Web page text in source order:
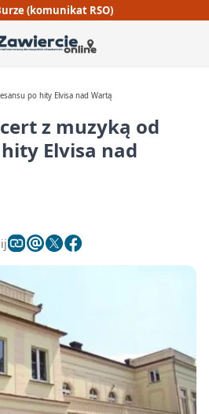
(komunikat RSO)
po hity Elvisa nad Wartą
z muzyką od
Elvisa nad